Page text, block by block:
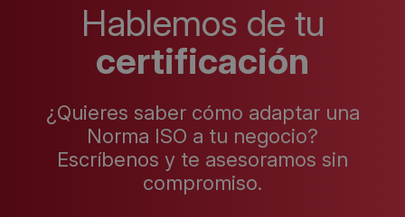
Hablemos de tu
certificación
¿Quieres saber cómo adaptar una
Norma ISO a tu negocio?
Escríbenos y te asesoramos sin
compromiso.